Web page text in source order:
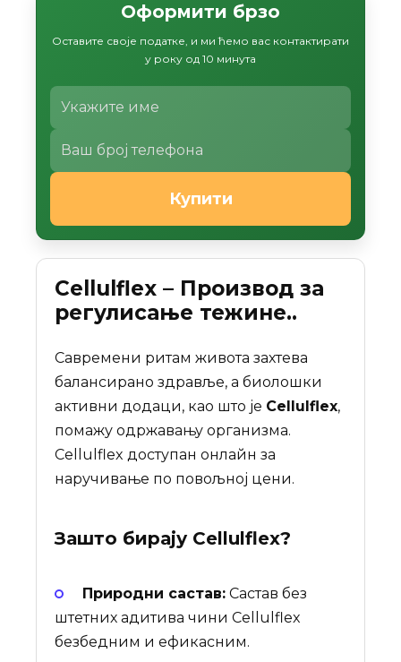
Оформити брзо
Оставите своје податке, и ми ћемо вас контактирати
у року од 10 минута
Купити
Cellulflex – Производ за
регулисање тежине..
Савремени ритам живота захтева
балансирано здравље, а биолошки
активни додаци, као што је Cellulflex,
помажу одржавању организма.
Cellulflex доступан онлайн за
наручивање по повољној цени.
Зашто бирају Cellulflex?
Природни састав: Састав без
штетних адитива чини Cellulflex
безбедним и ефикасним.